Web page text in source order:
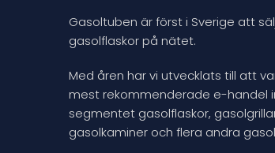
Gasoltuben är först i Sverige att
gasolflaskor på nätet.
Med åren har vi utvecklats till att
mest rekommenderade e-handel
segmentet gasolflaskor,
gasolkaminer och flera andra